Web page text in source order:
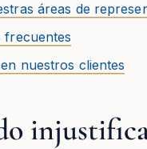
áreas de
frecuentes
nuestros clientes